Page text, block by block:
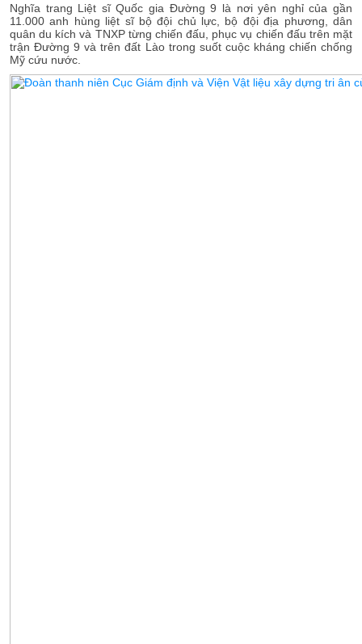
Nghĩa trang Liệt sĩ Quốc gia Đường 9 là nơi yên nghỉ của gần
11.000 anh hùng liệt sĩ bộ đội chủ lực, bộ đội địa phương, dân
quân du kích và TNXP từng chiến đấu, phục vụ chiến đấu trên mặt
trận Đường 9 và trên đất Lào trong suốt cuộc kháng chiến chống
Mỹ cứu nước.